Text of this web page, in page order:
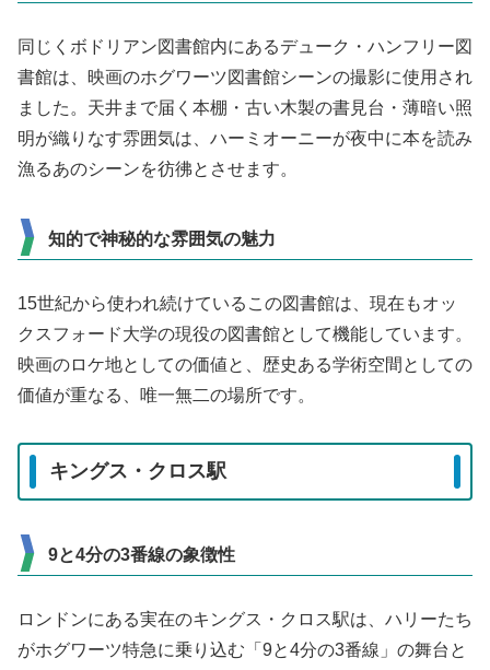
同じくボドリアン図書館内にあるデューク・ハンフリー図
書館は、映画のホグワーツ図書館シーンの撮影に使用され
ました。天井まで届く本棚・古い木製の書見台・薄暗い照
明が織りなす雰囲気は、ハーミオーニーが夜中に本を読み
漁るあのシーンを彷彿とさせます。
知的で神秘的な雰囲気の魅力
15世紀から使われ続けているこの図書館は、現在もオッ
クスフォード大学の現役の図書館として機能しています。
映画のロケ地としての価値と、歴史ある学術空間としての
価値が重なる、唯一無二の場所です。
キングス・クロス駅
9と4分の3番線の象徴性
ロンドンにある実在のキングス・クロス駅は、ハリーたち
がホグワーツ特急に乗り込む「9と4分の3番線」の舞台と